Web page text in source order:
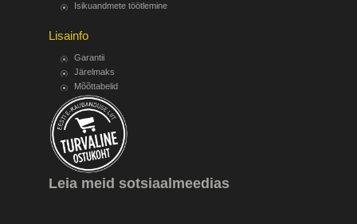
Isikuandmete töötlemine
Lisainfo
Garantii
Järelmaks
Mõõttabelid
Leia meid sotsiaalmeedias